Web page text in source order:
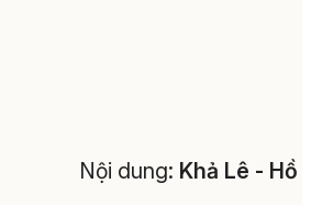
Nội dung: Khả Lê - Hồ